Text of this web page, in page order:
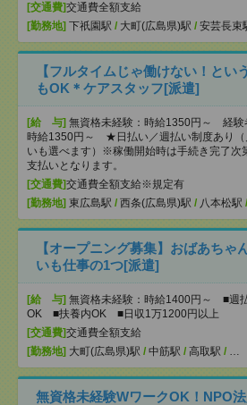
[交通費]交通費全額支給
[勤務地] 下祇園駅 / 大町(広島県)駅 / 安芸長束
【フルタイムじゃ働けない！とい
もOK＊ケアスタッフ[派遣]
[給 与] 無資格未経験：時給1350円～ 経験
時給1350円～ ★日払い／週払い制度あり（
いも選べます）※稼働開始時は手続き完了次
支払いとなります。
[交通費]交通費全額支給※規定有
[勤務地] 東広島駅 / 西条(広島県)駅 / 八本松駅 /
【オープニング募集】おばあちゃ
いも仕事の1つ[派遣]
[給 与] 無資格未経験：時給1400円～ ■週
OK ■扶養内OK ■日収1万1200円以上
[交通費]交通費全額支給
[勤務地] 大町(広島県)駅 / 中筋駅 / 高取駅 / …
無資格未経験WワークOK！NPO